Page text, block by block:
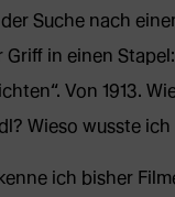
Suche nach
in einen
Von 1913.
Wieso wusste
ich bisher